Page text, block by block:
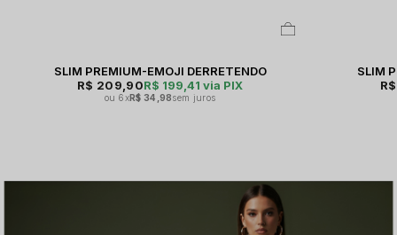
SLIM PREMIUM-EMOJI DERRETENDO
R$ 199,41 via PIX
R$ 209,90
6xR$ 34,98sem juros
SLIM